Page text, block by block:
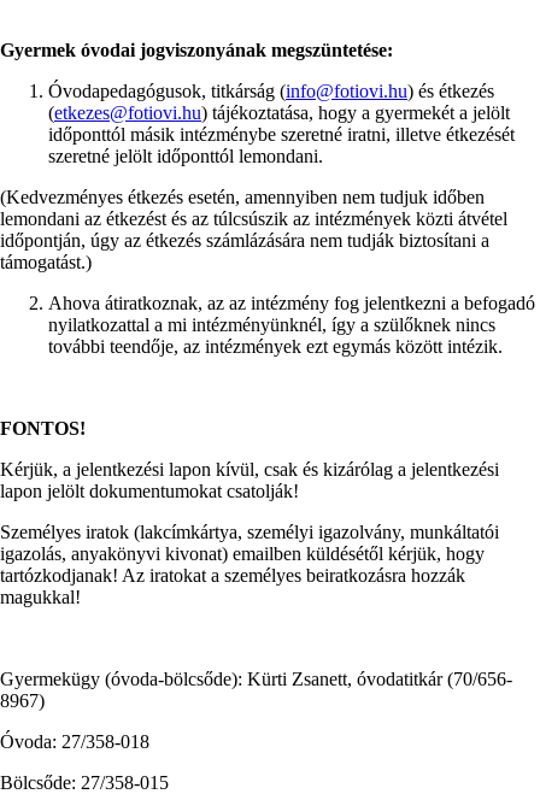
Gyermek óvodai jogviszonyának megszüntetése:
Óvodapedagógusok, titkárság (info@fotiovi.hu) és étkezés
(etkezes@fotiovi.hu) tájékoztatása, hogy a gyermekét a jelölt
időponttól másik intézménybe szeretné iratni, illetve étkezését
szeretné jelölt időponttól lemondani.
(Kedvezményes étkezés esetén, amennyiben nem tudjuk időben
lemondani az étkezést és az túlcsúszik az intézmények közti átvétel
időpontján, úgy az étkezés számlázására nem tudják biztosítani a
támogatást.)
Ahova átiratkoznak, az az intézmény fog jelentkezni a befogadó
nyilatkozattal a mi intézményünknél, így a szülőknek nincs
további teendője, az intézmények ezt egymás között intézik.
FONTOS!
Kérjük, a jelentkezési lapon kívül, csak és kizárólag a jelentkezési
lapon jelölt dokumentumokat csatolják!
Személyes iratok (lakcímkártya, személyi igazolvány, munkáltatói
igazolás, anyakönyvi kivonat) emailben küldésétől kérjük, hogy
tartózkodjanak! Az iratokat a személyes beiratkozásra hozzák
magukkal!
Gyermekügy (óvoda-bölcsőde): Kürti Zsanett, óvodatitkár (70/656-
8967)
Óvoda: 27/358-018
Bölcsőde: 27/358-015